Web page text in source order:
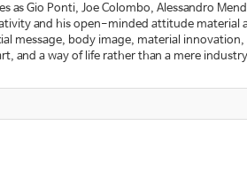
as Gio Ponti, Joe Colombo, Alessandro
and his open-minded attitude material
message, body image, material
and a way of life rather than a mere